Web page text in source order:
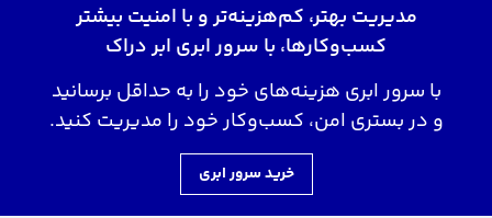
مدیریت بهتر، کم‌هزینه‌تر و با امنیت بیشتر
کسب‌وکارها، با سرور ابری ابر دراک
با سرور ابری هزینه‌های خود را به حداقل برسانید
و در بستری امن، کسب‌وکار خود را مدیریت کنید.
خرید سرور ابری